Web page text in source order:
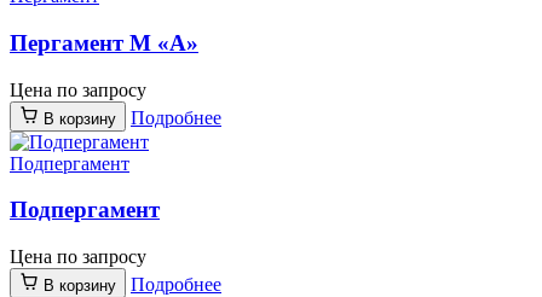
Пергамент М «А»
Цена по запросу
В корзину Подробнее
Подпергамент
Подпергамент
Цена по запросу
В корзину
Подробнее